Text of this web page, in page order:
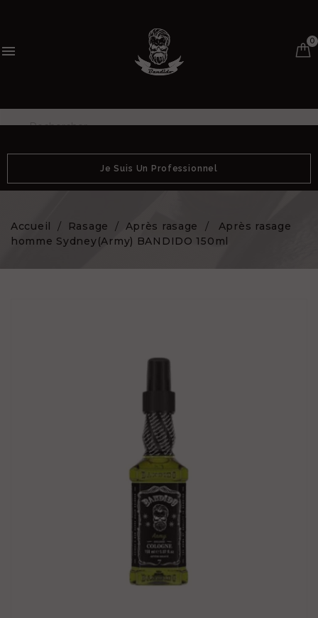

0
Je Suis Un Professionnel
Accueil Rasage Après rasage
Après rasage
homme Sydney(Army) BANDIDO 150ml